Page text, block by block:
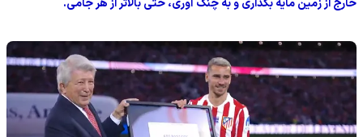
خارج از زمین مایه بگذاری و به چنگ آوری، حتی بالاتر از هر جامی.